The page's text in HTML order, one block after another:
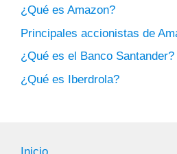
¿Qué es Amazon?
Principales accionistas de
¿Qué es el Banco Santander?
¿Qué es Iberdrola?
Inicio